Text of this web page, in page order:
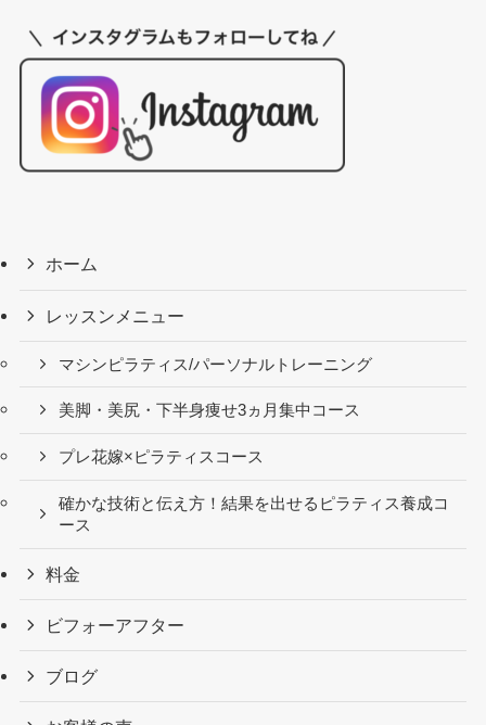
ホーム
レッスンメニュー
マシンピラティス/パーソナルトレーニング
美脚・美尻・下半身痩せ3ヵ月集中コース
プレ花嫁×ピラティスコース
確かな技術と伝え方！結果を出せるピラティス養成コ
ース
料金
ビフォーアフター
ブログ